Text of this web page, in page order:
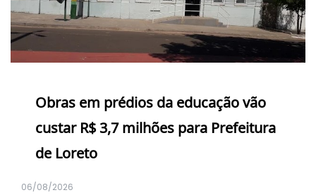
Obras em prédios da educação vão
custar R$ 3,7 milhões para Prefeitura
de Loreto
06/08/2026